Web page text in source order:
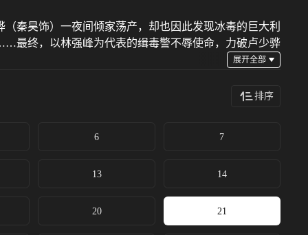
昊饰）一夜间倾家荡产，却也因此发现冰毒的巨大利
最终，以林强峰为代表的缉毒警不辱使命，力破卢少骅
排序
6 7
13 14
20 21